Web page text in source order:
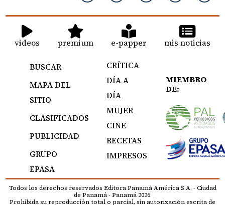
videos premium e-papper mis noticias
BUSCAR
MAPA DEL
SITIO
CLASIFICADOS
PUBLICIDAD
GRUPO
EPASA
CRÍTICA
DÍA A
DÍA
MUJER
CINE
RECETAS
IMPRESOS
MIEMBRO
DE:
Todos los derechos reservados Editora Panamá América S.A. - Ciudad
de Panamá - Panamá 2026.
Prohibida su reproducción total o parcial, sin autorización escrita de